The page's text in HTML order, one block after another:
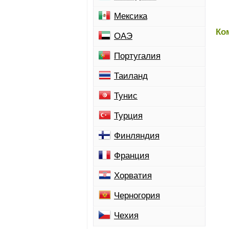
Мексика
ОАЭ
Португалия
Таиланд
Тунис
Турция
Финляндия
Франция
Хорватия
Черногория
Чехия